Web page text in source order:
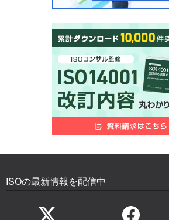
ISOの最新情報を配信中